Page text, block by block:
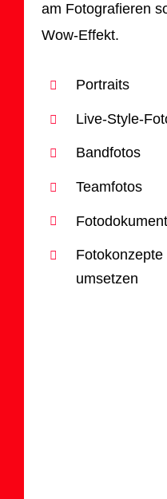
am Fotografieren
Wow-Effekt.
Portraits
Live-Style-
Bandfotos
Teamfotos
umsetzen